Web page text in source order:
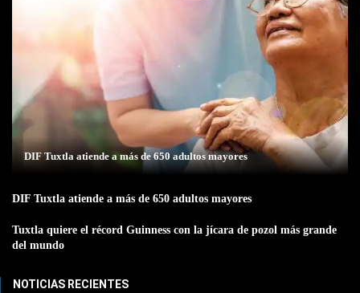
DIF Tuxtla atiende a más de 650 adultos mayores
DIF Tuxtla atiende a más de 650 adultos mayores
Tuxtla quiere el récord Guinness con la jícara de pozol más grande
del mundo
NOTICIAS RECIENTES